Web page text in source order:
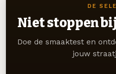
DE
Niet stoppen bij
Doe de smaaktest en
jouw